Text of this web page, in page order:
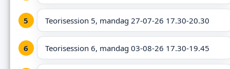
Teorisession 5, mandag 27-07-26 17.30-20.30
Teorisession 6, mandag 03-08-26 17.30-19.45